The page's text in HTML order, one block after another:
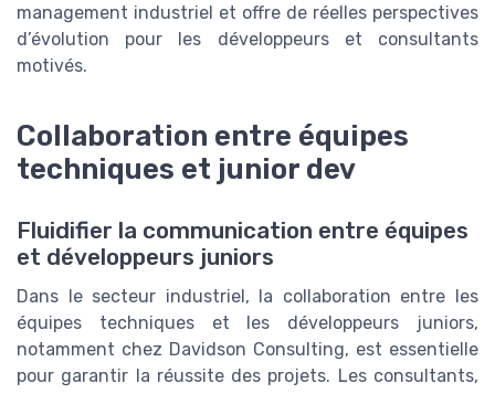
management industriel et offre de réelles perspectives
d’évolution pour les développeurs et consultants
motivés.
Collaboration entre équipes
techniques et junior dev
Fluidifier la communication entre équipes
et développeurs juniors
Dans le secteur industriel, la collaboration entre les
équipes techniques et les développeurs juniors,
notamment chez Davidson Consulting, est essentielle
pour garantir la réussite des projets. Les consultants,